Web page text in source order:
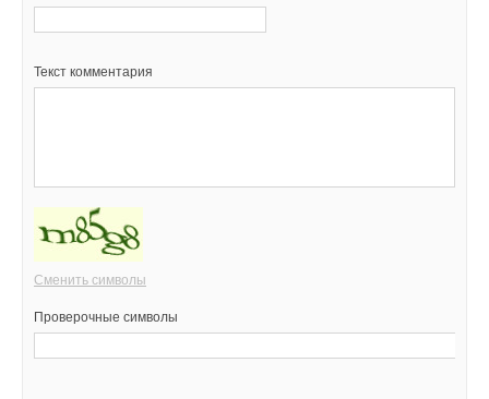
Текст комментария
Сменить символы
Проверочные символы